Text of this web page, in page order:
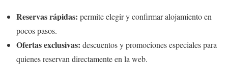
Reservas rápidas: permite elegir y confirmar alojamiento en
pocos pasos.
Ofertas exclusivas: descuentos y promociones especiales para
quienes reservan directamente en la web.